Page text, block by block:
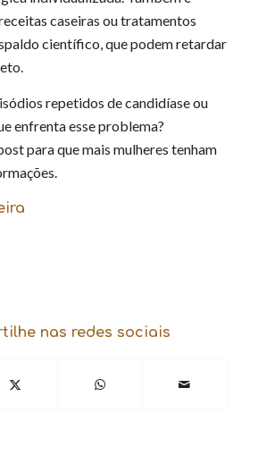
caseiras ou tratamentos
científico, que podem retardar
repetidos de candidíase ou
enfrenta esse problema?
para que mais mulheres tenham
nas redes sociais